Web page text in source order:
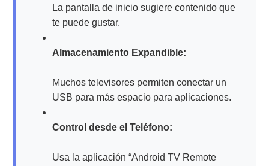
La pantalla de inicio sugiere contenido que
te puede gustar.
Almacenamiento Expandible:
Muchos televisores permiten conectar un
USB para más espacio para aplicaciones.
Control desde el Teléfono:
Usa la aplicación “Android TV Remote